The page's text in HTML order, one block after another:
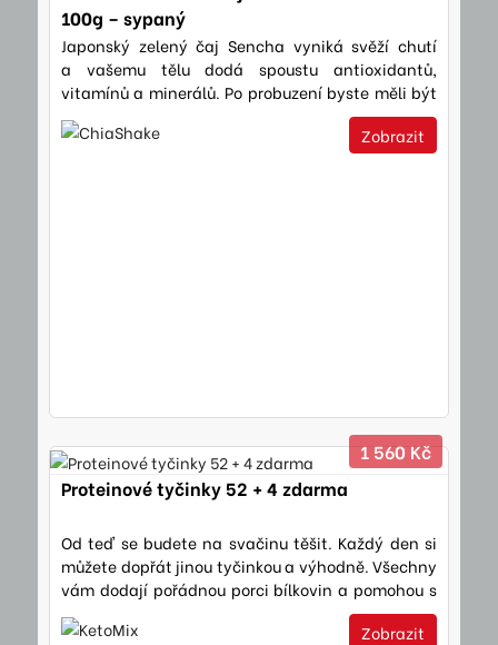
100g – sypaný
Japonský zelený čaj Sencha vyniká svěží chutí
a vašemu tělu dodá spoustu antioxidantů,
vitamínů a minerálů. Po probuzení byste měli být
plní sil a optimismu…
Zobrazit
1 560 Kč
Proteinové tyčinky 52 + 4 zdarma
Od teď se budete na svačinu těšit. Každý den si
můžete dopřát jinou tyčinkou a výhodně. Všechny
vám dodají pořádnou porci bílkovin a pomohou s
hubnutím i s…
Zobrazit